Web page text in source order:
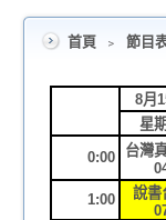
首頁 ﹥ 節目
8月
星
0:00
台灣
1:00
說書